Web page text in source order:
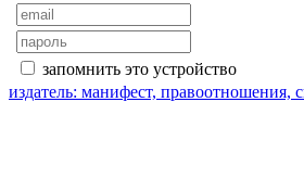
запомнить это устройство
издатель: манифест, правоотношения,